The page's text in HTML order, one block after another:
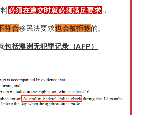
必须在递交时就必须满足要求 ，
符合移民法要求也会被拒签的。
包括澳洲无犯罪记录（AFP）